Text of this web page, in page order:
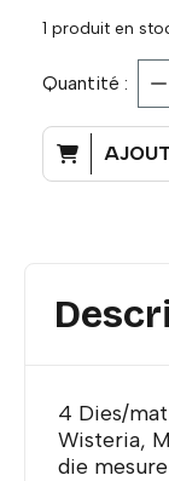
1 produit en
Quantité :
4 Dies/
Wisteria,
die mesure